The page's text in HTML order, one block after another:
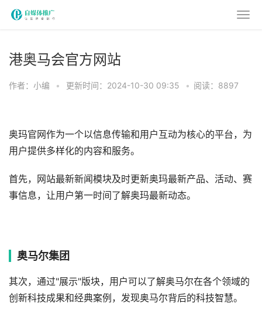
港奥马会官方网站
作者：小编 • 更新时间：2024-10-30 09:35 • 阅读：8897
奥玛官网作为一个以信息传输和用户互动为核心的平台，为
用户提供多样化的内容和服务。
首先，网站最新新闻模块及时更新奥玛最新产品、活动、赛
事信息，让用户第一时间了解奥玛最新动态。
奥马尔集团
其次，通过"展示"版块，用户可以了解奥马尔在各个领域的
创新科技成果和经典案例，发现奥马尔背后的科技智慧。